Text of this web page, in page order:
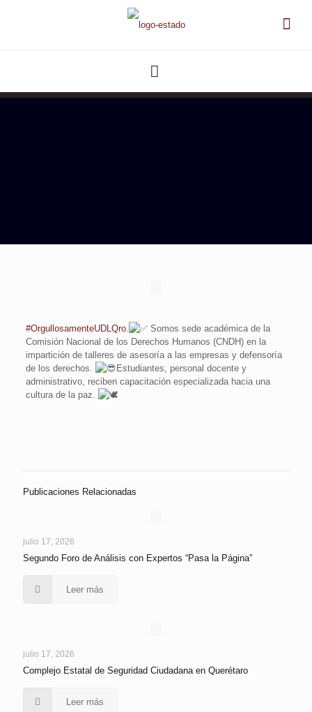
#OrgullosamenteUDLQro.
Somos sede académica de la
Comisión Nacional de los Derechos Humanos (CNDH) en la
impartición de talleres de asesoría a las empresas y defensoría
de los derechos.
Estudiantes, personal docente y
administrativo, reciben capacitación especializada hacia una
cultura de la paz.
Publicaciones Relacionadas
julio 17, 2026
Segundo Foro de Análisis con Expertos “Pasa la Página”
Leer más
julio 17, 2026
Complejo Estatal de Seguridad Ciudadana en Querétaro
Leer más